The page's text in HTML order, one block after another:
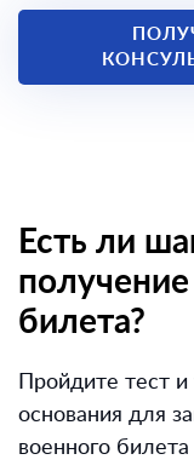
Есть ли
билета?
Пройдите тест
основания для
военного